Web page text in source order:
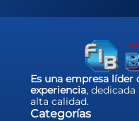
Es una empresa líder
experiencia,
alta calidad.
Categorías